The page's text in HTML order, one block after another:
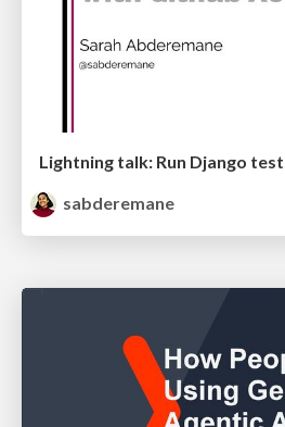
sabderemane